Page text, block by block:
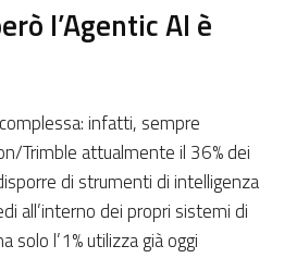
l’Agentic AI è
infatti, sempre
Trimble attualmente il 36% dei
di strumenti di intelligenza
all’interno dei propri sistemi di
l’1% utilizza già oggi